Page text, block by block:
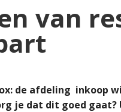
van
de afdeling inkoop
je dat dit goed